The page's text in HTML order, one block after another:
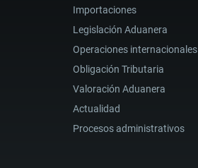
Importaciones
Legislación Aduanera
Operaciones internacionales
Obligación Tributaria
Valoración Aduanera
Actualidad
Procesos administrativos